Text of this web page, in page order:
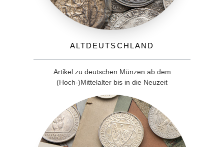
Altdeutschland
Artikel zu deutschen Münzen ab dem
(Hoch-)Mittelalter bis in die Neuzeit